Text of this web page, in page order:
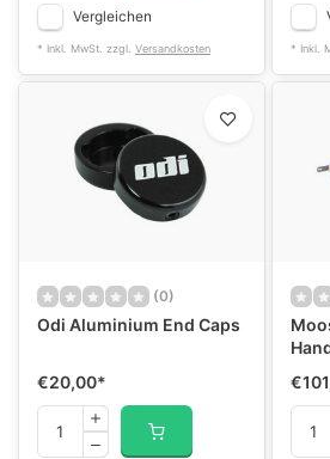
Vergleichen
* Inkl. MwSt. zzgl. Versandkosten * Inkl.
(0)
Odi Aluminium End Caps
€20,00*